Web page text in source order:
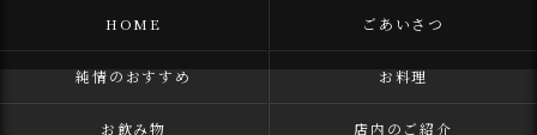
HOME ごあいさつ
純情のおすすめ お料理
お飲み物 店内のご紹介